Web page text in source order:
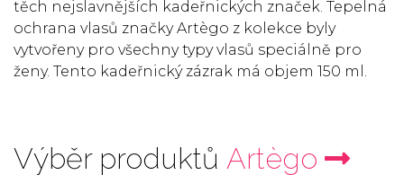
těch nejslavnějších kadeřnických značek. Tepelná
ochrana vlasů značky Artègo z kolekce byly
vytvořeny pro všechny typy vlasů speciálně pro
ženy. Tento kadeřnický zázrak má objem 150 ml.
Výběr produktů Artègo